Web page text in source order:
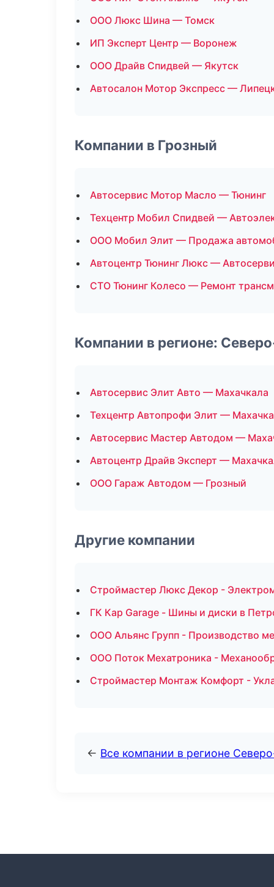
ООО Люкс Шина — Томск
ИП Эксперт Центр — Воронеж
ООО Драйв Спидвей — Якутск
Автосалон Мотор Экспресс —
Компании в Грозный
Автосервис Мотор Масло — Тюнинг
Техцентр Мобил Спидвей —
ООО Мобил Элит — Продажа
Автоцентр Тюнинг Люкс —
СТО Тюнинг Колесо — Ремонт
Компании в регионе:
Автосервис Элит Авто — Махачкала
Техцентр Автопрофи Элит —
Автосервис Мастер Автодом —
Автоцентр Драйв Эксперт —
ООО Гараж Автодом — Грозный
Другие компании
Строймастер Люкс Декор -
ГК Кар Garage - Шины и диски в
ООО Альянс Групп - Производство
ООО Поток Мехатроника -
Строймастер Монтаж Комфорт -
← Все компании в регионе